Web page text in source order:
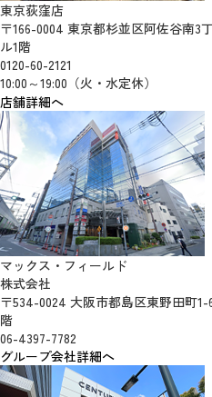
東京荻窪店
〒166-0004 東京都杉並区阿佐谷南3
ル1階
0120-60-2121
10:00～19:00（火・水定休）
店舗詳細へ
マックス・フィールド
株式会社
〒534-0024 大阪市都島区東野田町
階
06-4397-7782
グループ会社詳細へ